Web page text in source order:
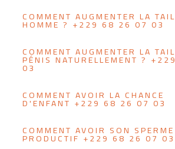
COMMENT AUGMENTER LA
HOMME ? +229 68 26 07 03
COMMENT AUGMENTER LA
PÉNIS NATURELLEMENT ?
03
COMMENT AVOIR LA CHANCE
D'ENFANT +229 68 26 07 03
COMMENT AVOIR SON SPERME
PRODUCTIF +229 68 26 07 03